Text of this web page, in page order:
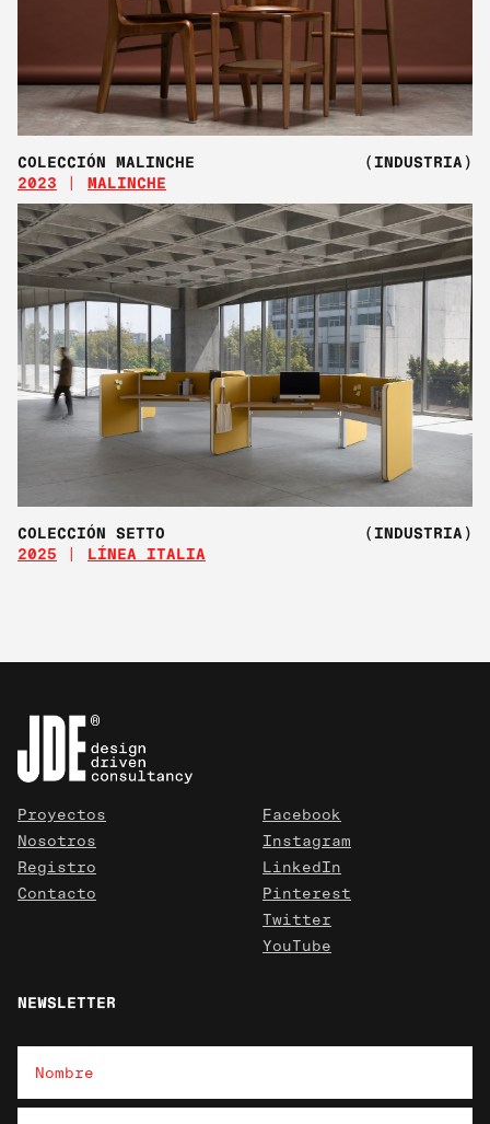
COLECCIÓN MALINCHE
(INDUSTRIA)
2023
MALINCHE
COLECCIÓN SETTO
(INDUSTRIA)
2025
LÍNEA ITALIA
Proyectos
Nosotros
Registro
Contacto
Facebook
Instagram
LinkedIn
Pinterest
Twitter
YouTube
NEWSLETTER